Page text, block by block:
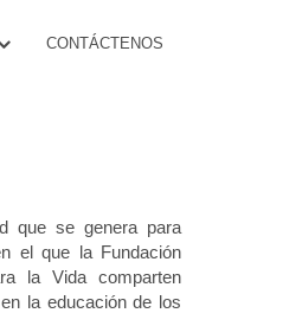
CONTÁCTENOS
que se genera para
el que la Fundación
la Vida comparten
la educación de los